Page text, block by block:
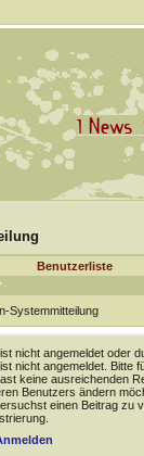
Benutzerliste
Systemmitteilung
nicht angemeldet oder
nicht angemeldet. Bitte
keine ausreichenden
Benutzers ändern
einen Beitrag zu